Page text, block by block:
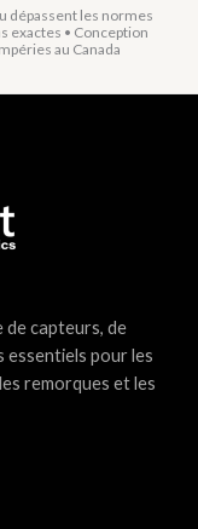
dépassent les normes
exactes • Conception
au Canada
de capteurs, de
pour les
remorques et les